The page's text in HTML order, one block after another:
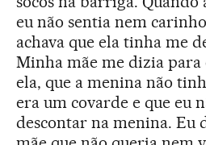
eu não sentia nem
achava que ela tinha me
Minha mãe me dizia
ela, que a menina não
era um covarde e que eu
descontar na menina. Eu